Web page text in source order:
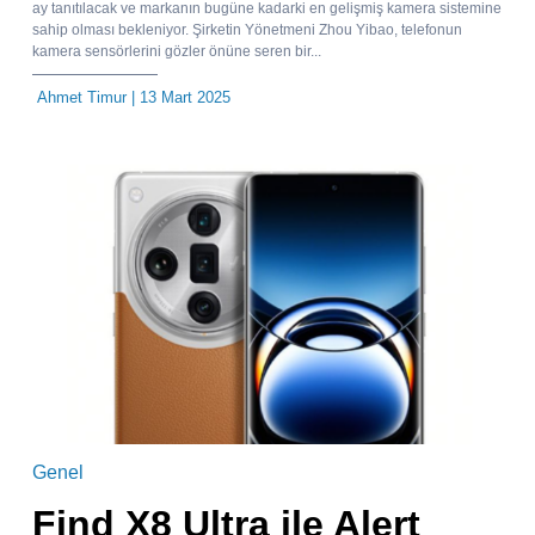
ay tanıtılacak ve markanın bugüne kadarki en gelişmiş kamera sistemine
sahip olması bekleniyor. Şirketin Yönetmeni Zhou Yibao, telefonun
kamera sensörlerini gözler önüne seren bir...
Ahmet Timur| 13 Mart 2025
Genel
Find X8 Ultra ile Alert